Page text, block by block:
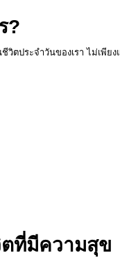
?
ระจำวันของเรา ไม่เพียง
ที่มีความสุข